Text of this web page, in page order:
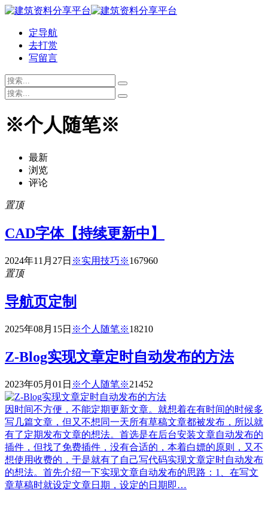
定导航
去打赏
写留言
※个人随笔※
最新
浏览
评论
置顶
CAD字体【持续更新中】
2024年11月27日 ※实用技巧※167960
置顶
导航页定制
2025年08月15日 ※个人随笔※18210
Z-Blog实现文章定时自动发布的方法
2023年05月01日 ※个人随笔※21452
因时间不方便，不能定期更新文章。就想着在有时间的时候多
写几篇文章，但又不想同一天所有草稿文章都被发布，所以就
有了定期发布文章的想法。首选是在后台安装文章自动发布的
插件，但找了免费插件，没有合适的，本着白嫖的原则，又不
想使用收费的，于是就有了自己写代码实现文章定时自动发布
的想法。首先介绍一下实现文章自动发布的思路：1、在写文
章草稿时就设定文章日期，设定的日期即…